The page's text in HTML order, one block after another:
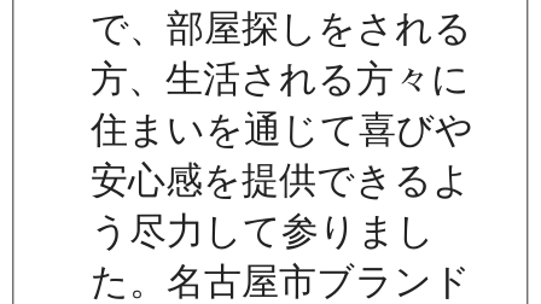
で、部屋探しをされる
方、生活される方々に
住まいを通じて喜びや
安心感を提供できるよ
う尽力して参りまし
た。名古屋市ブランド